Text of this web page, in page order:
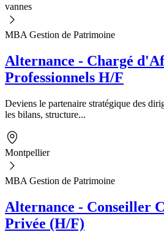
vannes
MBA Gestion de Patrimoine
Alternance - Chargé
Professionnels H/F
Deviens le partenaire stratégique des
les bilans, structure...
Montpellier
MBA Gestion de Patrimoine
Alternance - Conseiller
Privée (H/F)